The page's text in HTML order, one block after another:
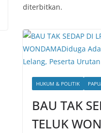
diterbitkan.
HUKUM & POLITIK
BAU TAK
TELUK